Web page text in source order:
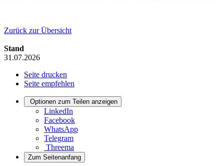
Zurück zur Übersicht
Stand
31.07.2026
Seite drucken
Seite empfehlen
Optionen zum Teilen anzeigen
LinkedIn
Facebook
WhatsApp
Telegram
Threema
Zum Seitenanfang